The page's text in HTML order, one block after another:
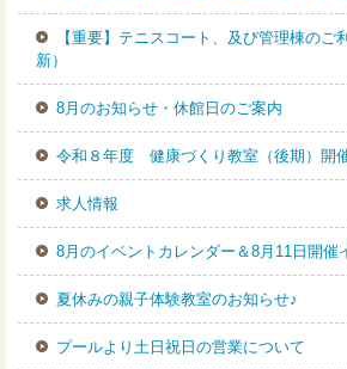
【重要】テニスコート、及び管理棟のご
新）
8月のお知らせ・休館日のご案内
令和８年度 健康づくり教室（後期）開
求人情報
8月のイベントカレンダー＆8月11日開催
夏休みの親子体験教室のお知らせ♪
プールより土日祝日の営業について